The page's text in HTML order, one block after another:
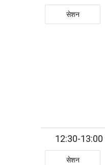
सेशन
12:30-13:00
सेशन